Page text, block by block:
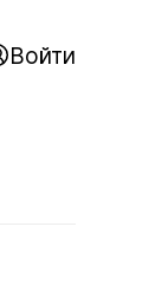
Войти